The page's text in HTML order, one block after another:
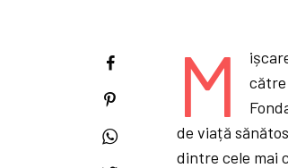
M
către
de viață
dintre cele mai